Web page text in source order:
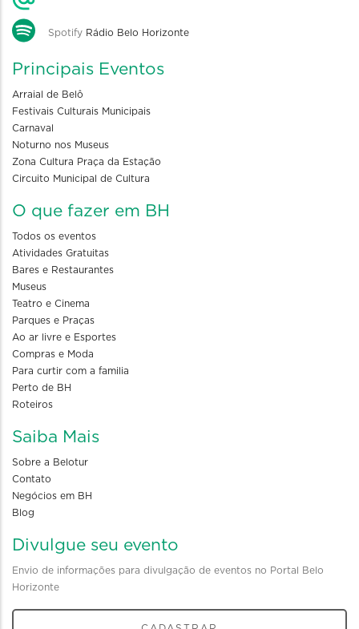
Spotify Rádio Belo Horizonte
Principais Eventos
Arraial de Belô
Festivais Culturais Municipais
Carnaval
Noturno nos Museus
Zona Cultura Praça da Estação
Circuito Municipal de Cultura
O que fazer em BH
Todos os eventos
Atividades Gratuitas
Bares e Restaurantes
Museus
Teatro e Cinema
Parques e Praças
Ao ar livre e Esportes
Compras e Moda
Para curtir com a familia
Perto de BH
Roteiros
Saiba Mais
Sobre a Belotur
Contato
Negócios em BH
Blog
Divulgue seu evento
Envio de informações para divulgação de eventos no Portal Belo
Horizonte